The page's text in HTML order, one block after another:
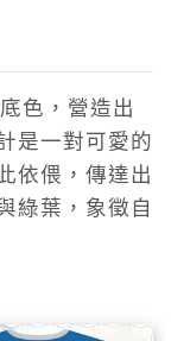
色，營造出
是一對可愛的
依偎，傳達出
綠葉，象徵自